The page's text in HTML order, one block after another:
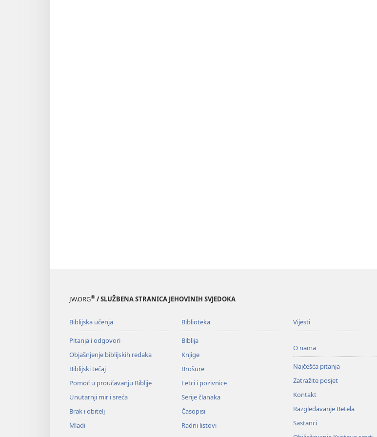
JW.ORG® / SLUŽBENA STRANICA JEHOVINIH SVJEDOKA
Biblijska učenja
Pitanja i odgovori
Objašnjenje biblijskih redaka
Biblijski tečaj
Pomoć u proučavanju Biblije
Unutarnji mir i sreća
Brak i obitelj
Mladi
Biblioteka
Biblija
Knjige
Brošure
Letci i pozivnice
Serije članaka
Časopisi
Radni listovi
Vijesti
O nama
Najčešća pitanja
Zatražite posjet
Kontakt
Razgledavanje Betela
Sastanci